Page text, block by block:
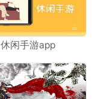
休闲手游app